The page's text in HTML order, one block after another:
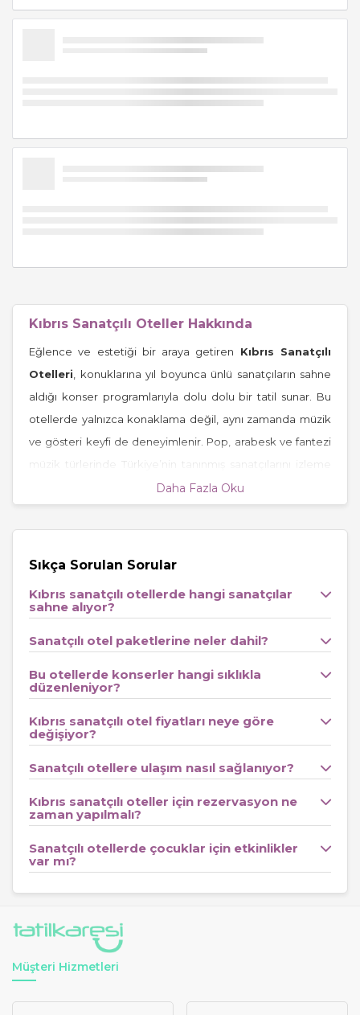
Kıbrıs Sanatçılı Oteller Hakkında
Eğlence ve estetiği bir araya getiren Kıbrıs Sanatçılı
Otelleri , konuklarına yıl boyunca ünlü sanatçıların sahne
aldığı konser programlarıyla dolu dolu bir tatil sunar. Bu
otellerde yalnızca konaklama değil, aynı zamanda müzik
ve gösteri keyfi de deneyimlenir. Pop, arabesk ve fantezi
müzik türlerinde Türkiye’nin tanınmış sanatçılarını izleme
fırsatı bulabilir, konser sonrası Akdeniz gecelerinin
Sanatçılı otellerin paketleri genellikle konaklama, açık
kapsar. Bazı otellerde
bayram tatillerinde veya özel temalı gecelerde
düzenlenir. Her yaşa uygun aktiviteler, çocuk kulüpleri ve
spa olanaklarıyla tüm aile bireyleri için keyifli bir ortam
sunulur.
En Uygun Fiyatlı Kıbrıs Sanatçılı Oteller
Tatilkaresi, sanat ve eğlenceyi seven misafirlerine en
uygun fiyatlarla özel konaklama fırsatları sunar. Uygun
fiyatlı sanatçılı oteller,
bir araya getirerek bütçenizi korurken eğlenceden ödün
vermez. Sezonluk kampanyaları
Erken Rezervasyon Kıbrıs Sanatçılı Oteller
Popüler sanatçıların sahne aldığı dönemlerde oteller hızla
dolmaktadır. Bu nedenle
hem uygun fiyat avantajı hem de en iyi konumda yer
Daha Fazla Oku
Sıkça Sorulan Sorular
Kıbrıs sanatçılı otellerde hangi sanatçılar
sahne alıyor?
Sanatçılı otel paketlerine neler dahil?
Bu otellerde konserler hangi sıklıkla
düzenleniyor?
Kıbrıs sanatçılı otel fiyatları neye göre
değişiyor?
Sanatçılı otellere ulaşım nasıl sağlanıyor?
Kıbrıs sanatçılı oteller için rezervasyon ne
zaman yapılmalı?
Sanatçılı otellerde çocuklar için etkinlikler
var mı?
Müşteri Hizmetleri